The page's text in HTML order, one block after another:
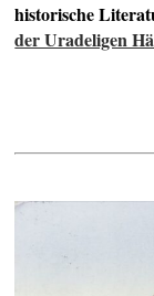
historische
der Uradeligen